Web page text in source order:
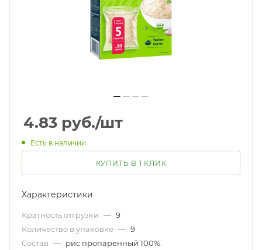
4.83 руб./шт
Есть в наличии
КУПИТЬ В 1 КЛИК
Характеристики
Кратность отгрузки — 9
Количество в упаковке — 9
Состав — рис пропаренный 100%.